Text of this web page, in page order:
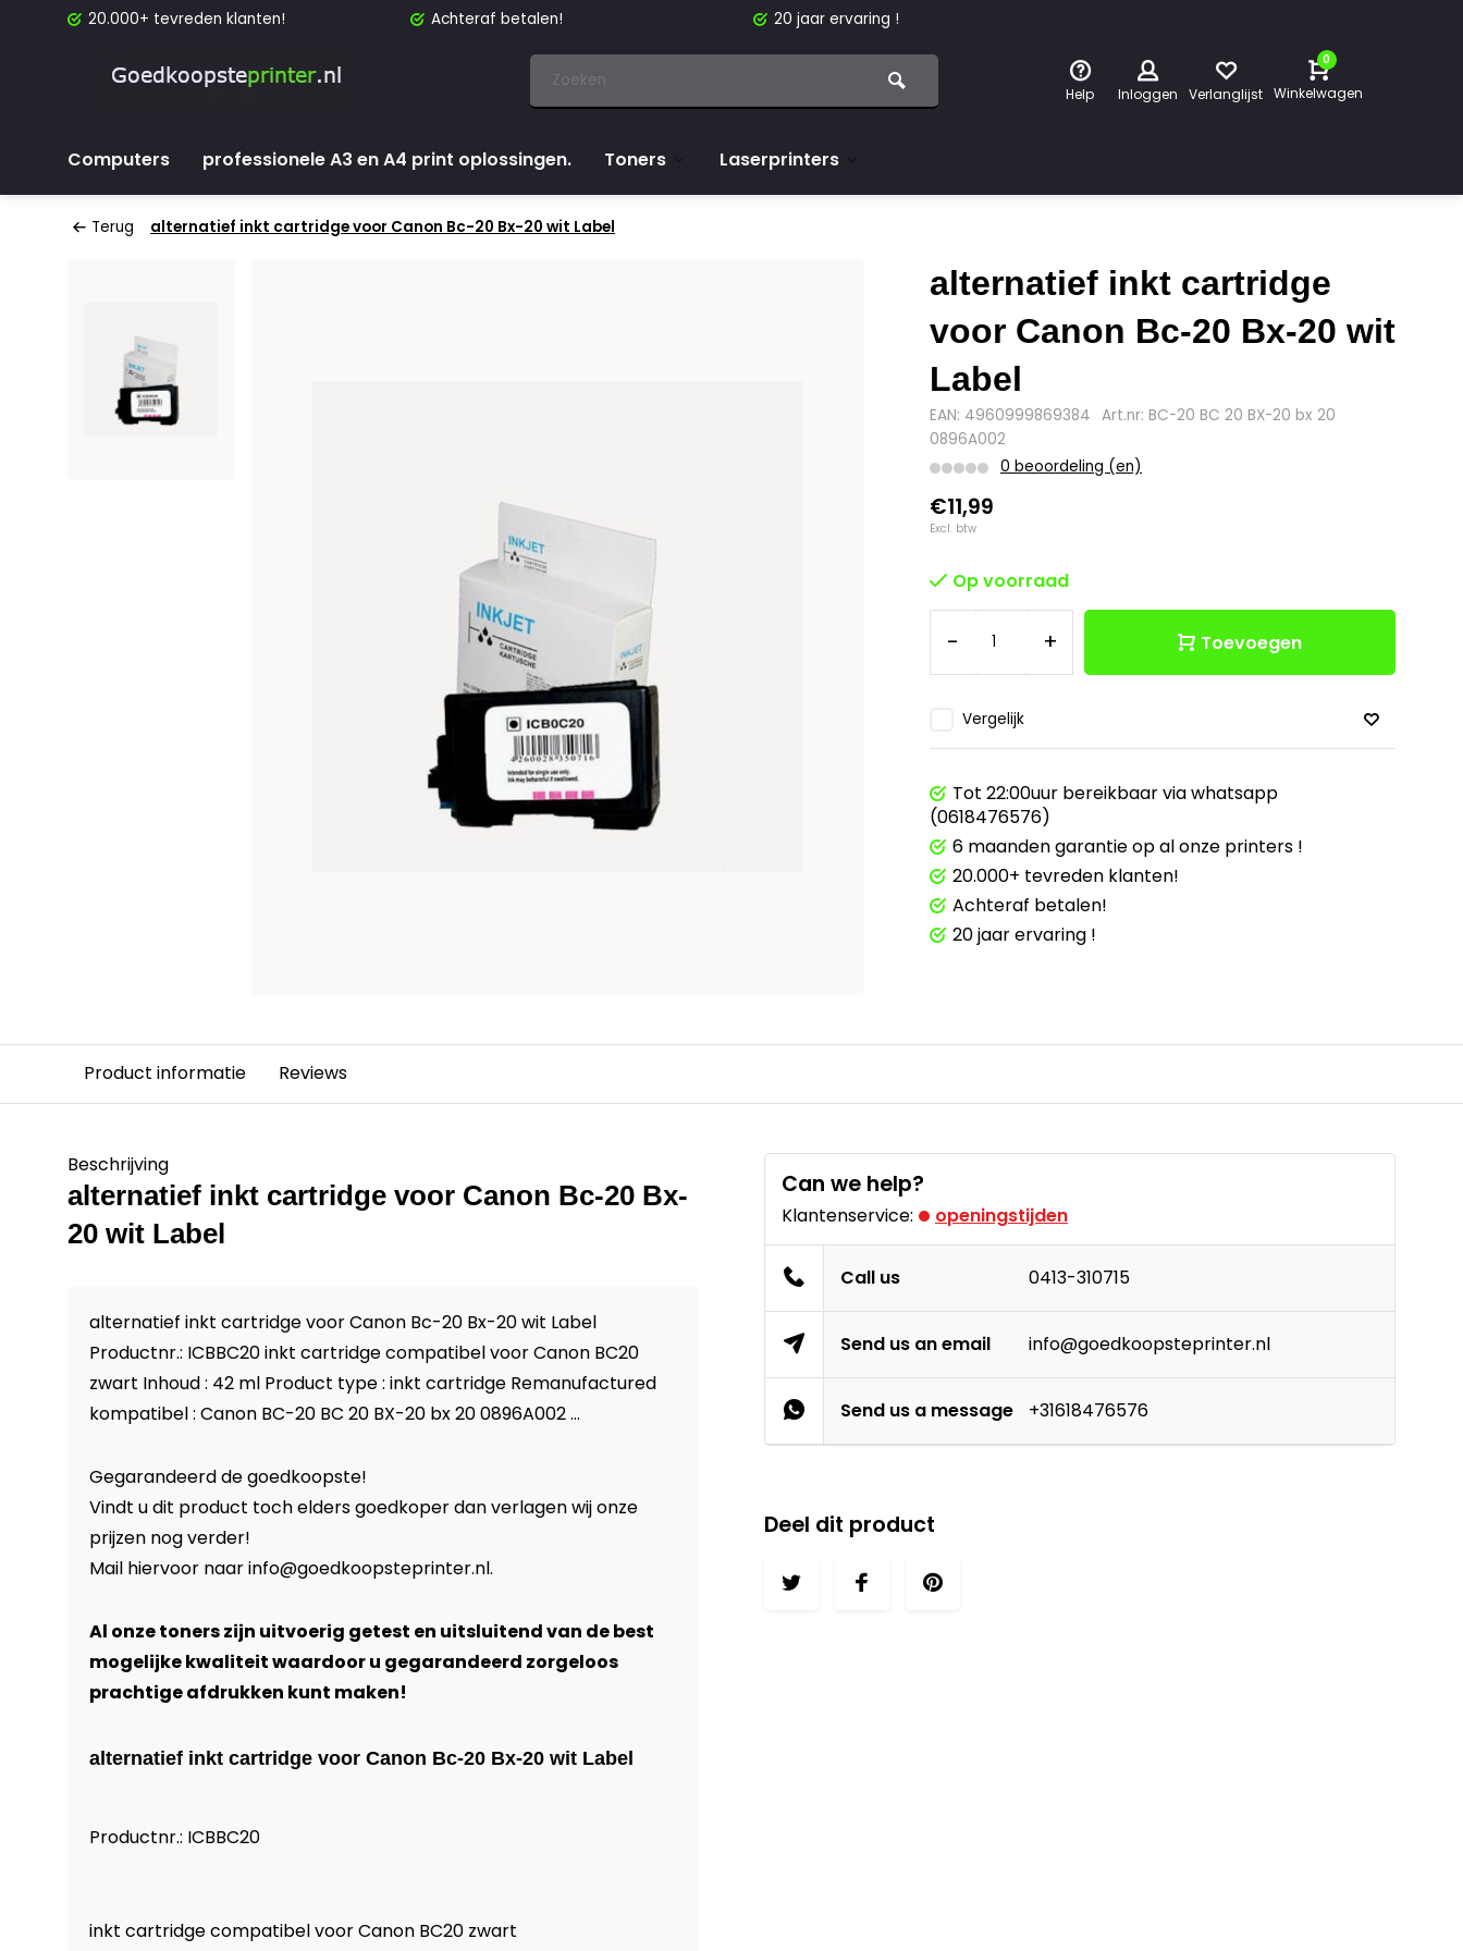
20.000+ tevreden klanten! Achteraf betalen! 20 jaar ervaring !
Help Inloggen Verlanglijst
0
Winkelwagen
Computers professionele A3 en A4 print oplossingen. Toners Laserprinters
Terug alternatief inkt cartridge voor Canon Bc-20 Bx-20 wit Label
alternatief inkt cartridge
voor Canon Bc-20 Bx-20 wit
Label
EAN: 4960999869384 Art.nr: BC-20 BC 20 BX-20 bx 20
0896A002
0 beoordeling (en)
€11,99
Excl. btw
Op voorraad
- + Toevoegen
Vergelijk
Tot 22:00uur bereikbaar via whatsapp
(0618476576)
6 maanden garantie op al onze printers !
20.000+ tevreden klanten!
Achteraf betalen!
20 jaar ervaring !
Product informatie Reviews
Beschrijving
alternatief inkt cartridge voor Canon Bc-20 Bx-
20 wit Label
alternatief inkt cartridge voor Canon Bc-20 Bx-20 wit Label
Productnr.: ICBBC20 inkt cartridge compatibel voor Canon BC20
zwart Inhoud : 42 ml Product type : inkt cartridge Remanufactured
kompatibel : Canon BC-20 BC 20 BX-20 bx 20 0896A002 ...
Gegarandeerd de goedkoopste!
Vindt u dit product toch elders goedkoper dan verlagen wij onze
prijzen nog verder!
Mail hiervoor naarinfo@goedkoopsteprinter.nl.
Al onze toners zijn uitvoerig getest en uitsluitend van de best
mogelijke kwaliteit waardoor u gegarandeerd zorgeloos
prachtige afdrukken kunt maken!
alternatief inkt cartridge voor Canon Bc-20 Bx-20 wit Label
Productnr.: ICBBC20
inkt cartridge compatibel voor Canon BC20 zwart
Can we help?
Klantenservice: openingstijden
Call us 0413-310715
Send us an email info@goedkoopsteprinter.nl
Send us a message +31618476576
Deel dit product